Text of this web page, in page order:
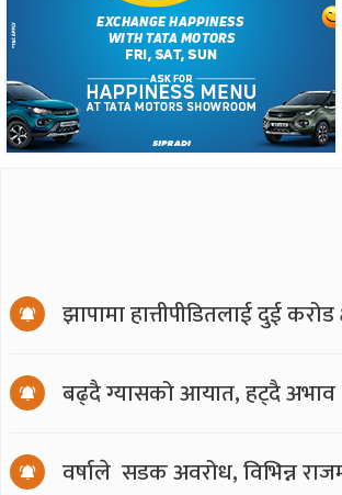
झापामा हात्तीपीडितलाई दुई करोड
बढ्दै ग्यासको आयात, हट्दै अभाव
वर्षाले सडक अवरोध, विभिन्न